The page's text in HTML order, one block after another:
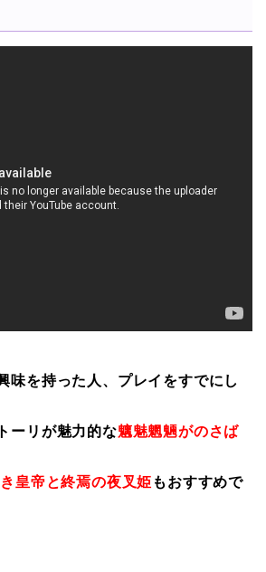
味を持った人、プレイをすでにし
ーリが魅力的な魑魅魍魎がのさば
皇帝と終焉の夜叉姫 もおすすめで